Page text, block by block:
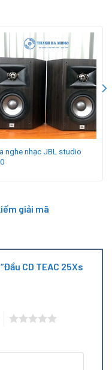
nghe nhạc JBL studio
giải mã
CD TEAC 25Xs